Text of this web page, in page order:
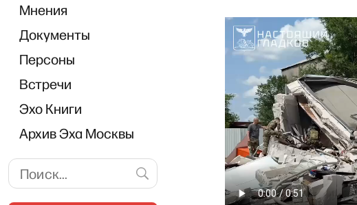
Мнения
Документы
Персоны
Встречи
Эхо Книги
Архив Эха Москвы